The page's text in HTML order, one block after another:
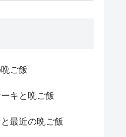
ご飯
キと晩ご飯
最近の晩ご飯